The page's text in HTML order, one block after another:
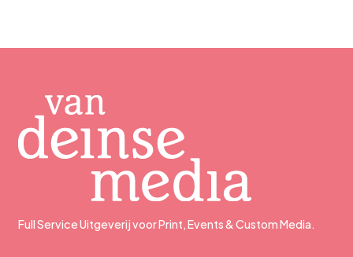
Full Service Uitgeverij voor Print, Events & Custom Media.